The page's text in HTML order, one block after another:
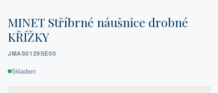
MINET Stříbrné náušnice drobné
KŘÍŽKY
JMAS0129SE00
Skladem